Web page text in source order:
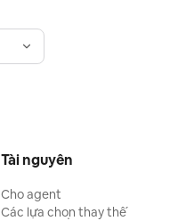
Tài nguyên
Cho agent
Các lựa chọn thay thế